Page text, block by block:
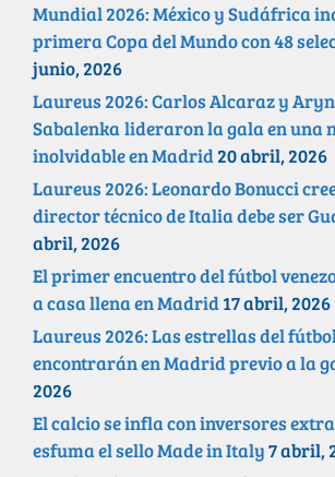
Mundial 2026: México y Sudáfrica
primera Copa del Mundo con 48
junio, 2026
Laureus 2026: Carlos Alcaraz y
Sabalenka lideraron la gala en una
inolvidable en Madrid20 abril, 2026
Laureus 2026: Leonardo Bonucci
director técnico de Italia debe ser
abril, 2026
El primer encuentro del fútbol
a casa llena en Madrid17 abril, 2026
Laureus 2026: Las estrellas del
encontrarán en Madrid previo a la
2026
El calcio se infla con inversores
esfuma el sello Made in Italy7 abril,